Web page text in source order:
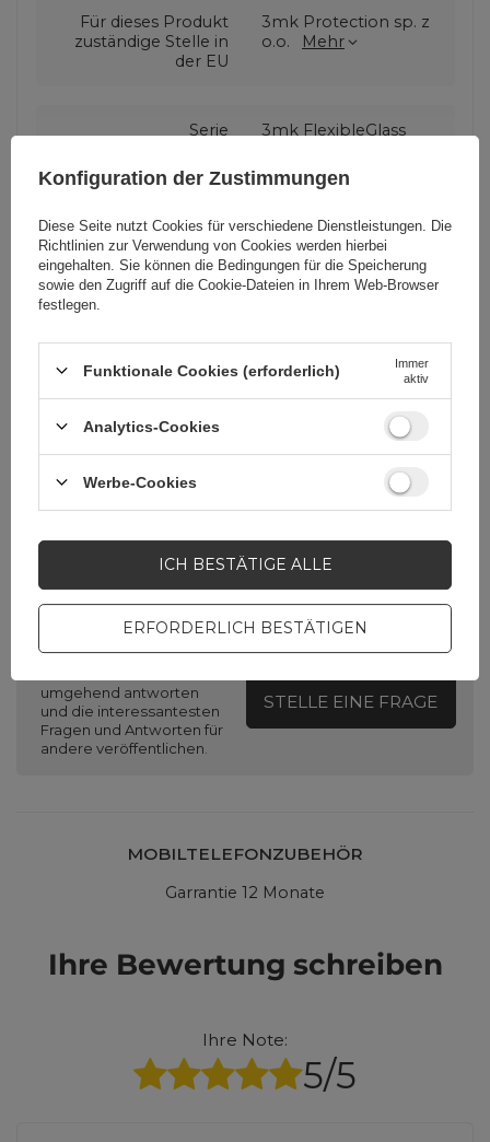
Für dieses Produkt
zuständige Stelle in
der EU
3mk Protection sp. z
o.o.
Mehr
Serie 3mk FlexibleGlass
Verpackungshöhe in
Zentimetern
15,5
Zentimetern
Brauchen Sie Hilfe? Haben Sie
Fragen?
Stellen Sie eine Frage,
umgehend antworten
und die interessantesten
Fragen und Antworten für
andere veröffentlichen.
STELLE EINE FRAGE
MOBILTELEFONZUBEHÖR
Garrantie 12 Monate
Ihre Bewertung schreiben
Ihre Note:
5/5
Konfiguration der Zustimmungen
Diese Seite nutzt Cookies für verschiedene Dienstleistungen. Die
Richtlinien zur Verwendung von Cookies werden hierbei
eingehalten. Sie können die Bedingungen für die Speicherung
sowie den Zugriff auf die Cookie-Dateien in Ihrem Web-Browser
festlegen.
Funktionale Cookies (erforderlich)
Immer
aktiv
Analytics-Cookies
Werbe-Cookies
ERFORDERLICH BESTÄTIGEN
ICH BESTÄTIGE ALLE